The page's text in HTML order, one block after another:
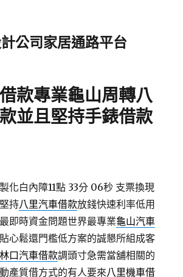
公司家居通路平台
款專業龜山周轉八
並且堅持手錶借款
化白內障11點 33分 06秒 支票換現
持八里汽車借款放錢快速利率低用
即時資金問題世界最專業龜山汽車
心鬆還門檻低方案的誠懇所組成客
林口汽車借款調頭寸急需當舖相關的
產質借方式的有人要來八里機車借